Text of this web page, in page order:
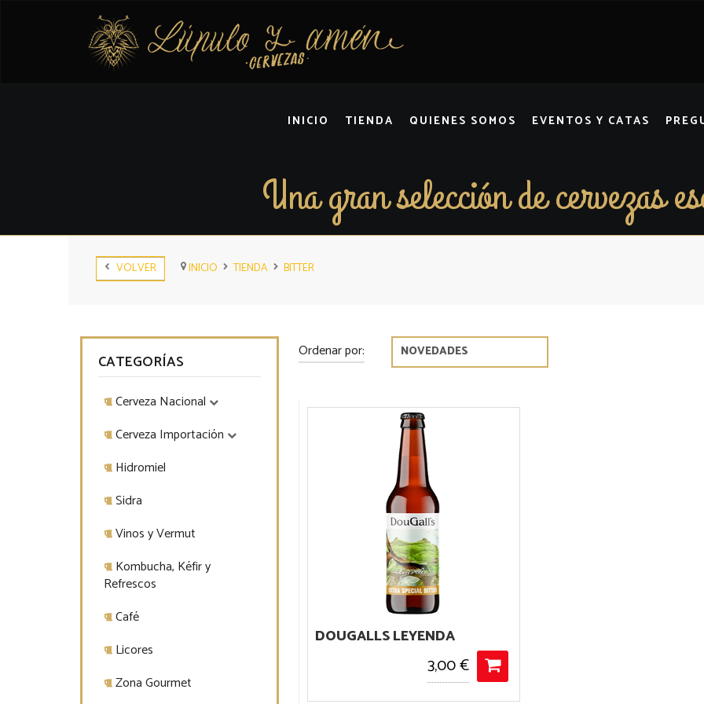
INICIO TIENDA QUIENES SOMOS EVENTOS Y CATAS
Una gran selección de cervezas
VOLVER INICIO TIENDA BITTER
CATEGORÍAS
Cerveza Nacional
Cerveza Importación
Hidromiel
Sidra
Vinos y Vermut
Kombucha, Kéfir y
Refrescos
Café
Licores
Zona Gourmet
Ordenar por:
DOUGALLS LEYENDA
3,00 €